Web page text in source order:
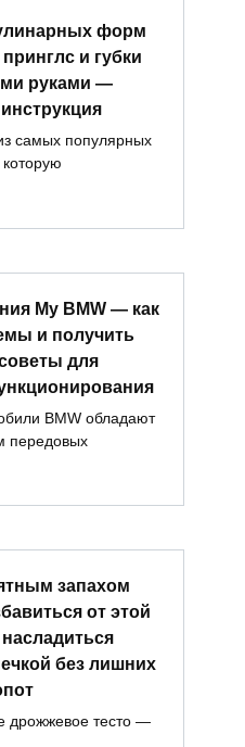
форм
и губки
руками —
самых популярных
которую
My BMW — как
и получить
для
BMW обладают
передовых
запахом
от этой
без лишних
дрожжевое тесто —